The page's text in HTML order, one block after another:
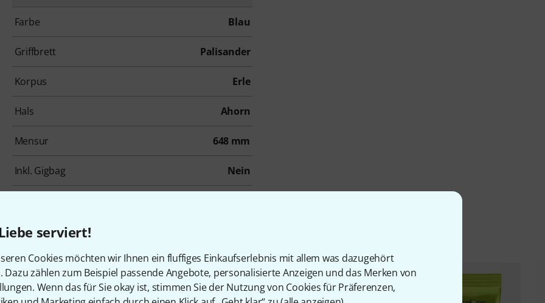
serviert!
Cookies möchten wir Ihnen ein fluffiges Einkaufserlebnis mit allem was dazugehört
Dazu zählen zum Beispiel passende Angebote, personalisierte Anzeigen und das Merken von
Wenn das für Sie okay ist, stimmen Sie der Nutzung von Cookies für Präferenzen,
Farbe Blau
Griffbrett Palisander
Korpus Erle
Hals Ahorn
Mensur 648 mm
Inkl. Gigbag Nein
Zubehör & passende Artikel